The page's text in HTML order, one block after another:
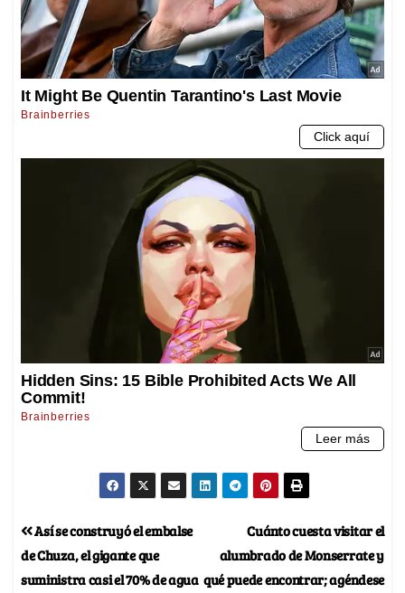
Cuánto cuesta visitar el
alumbrado de Monserrate y
qué puede encontrar; agéndese
Así se construyó el embalse
de Chuza, el gigante que
suministra casi el 70% de agua